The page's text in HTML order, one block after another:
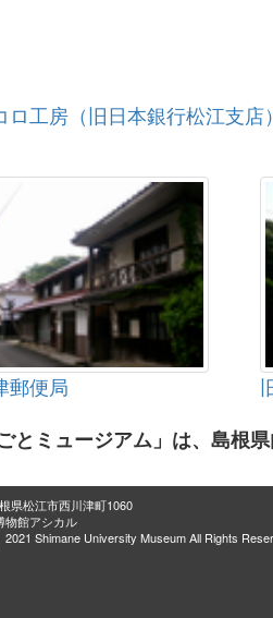
ロ工房（旧日本銀行松江支店
郵便局
とミュージアム」は、島根
県松江市西川津町1060
物館アシカル
2021 Shimane University Museum All Rights